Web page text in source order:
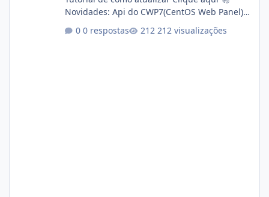
Novidades: Api do CWP7(CentOS Web Panel)
Link publico para consulta de sub.dominio
autorizado a usasr o isistem:
0 respostas 212 visualizações